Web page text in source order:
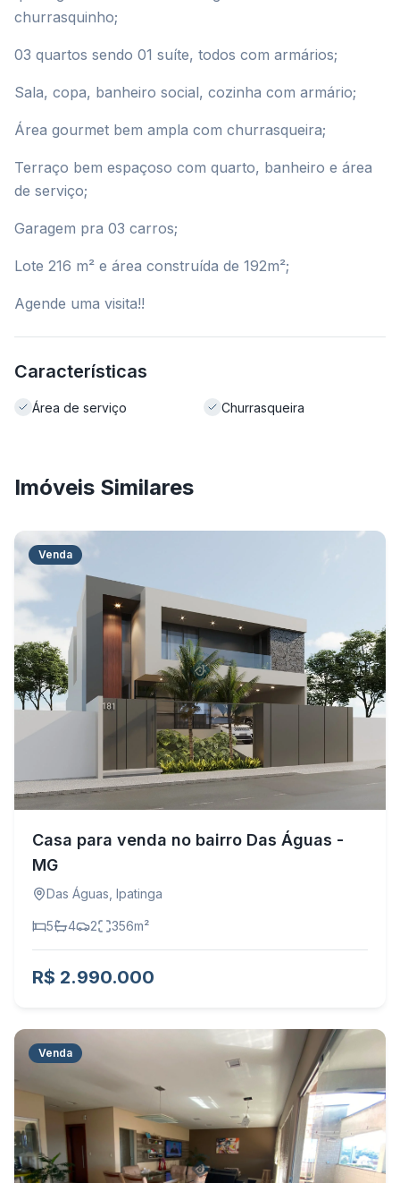
churrasquinho;
03 quartos sendo 01 suíte, todos com armários;
Sala, copa, banheiro social, cozinha com armário;
Área gourmet bem ampla com churrasqueira;
Terraço bem espaçoso com quarto, banheiro e área
de serviço;
Garagem pra 03 carros;
Lote 216 m² e área construída de 192m²;
Agende uma visita!!
Características
Área de serviço Churrasqueira
Imóveis Similares
Venda
Casa para venda no bairro Das Águas -
MG
Das Águas Ipatinga
5 4 2 356m²
R$ 2.990.000
Venda